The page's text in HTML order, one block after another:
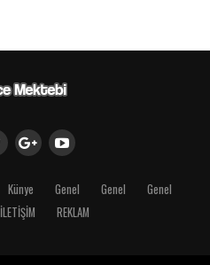
Künye Genel Genel
Genel
İLETİŞİM REKLAM